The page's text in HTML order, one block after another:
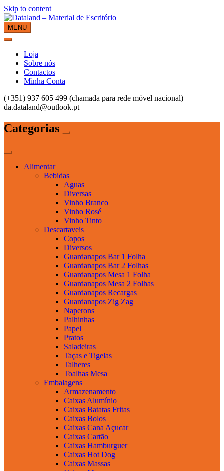
Skip to content
Dataland – Material de Escritório
Material de Escritório
MENU
Loja
Sobre nós
Contactos
Minha Conta
(+351) 937 605 499 (chamada para rede móvel nacional)
da.dataland@outlook.pt
Categorias
Alimentar
Bebidas
Aguas
Diversas
Vinho Branco
Vinho Rosé
Vinho Tinto
Descartaveis
Copos
Diversos
Guardanapos Bar 1 Folha
Guardanapos Bar 2 Folhas
Guardanapos Mesa 1 Folha
Guardanapos Mesa 2 Folhas
Guardanapos Recargas
Guardanapos Zig Zag
Naperons
Palhinhas
Papel
Pratos
Saladeiras
Taças e Tigelas
Talheres
Toalhas Mesa
Embalagens
Armazenamento
Caixas Alumínio
Caixas Batatas Fritas
Caixas Bolos
Caixas Cana Açucar
Caixas Cartão
Caixas Hamburguer
Caixas Hot Dog
Caixas Massas